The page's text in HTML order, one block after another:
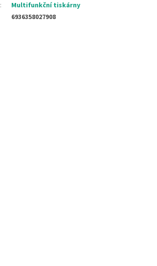
:
Multifunkční tiskárny
6936358027908